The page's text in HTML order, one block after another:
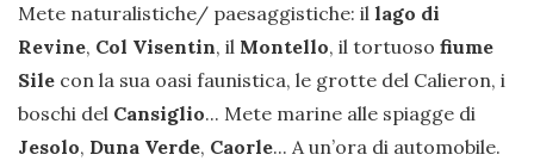
Mete naturalistiche/ paesaggistiche: il lago di
Revine, Col Visentin, il Montello, il tortuoso fiume
Sile con la sua oasi faunistica, le grotte del Calieron, i
boschi del Cansiglio... Mete marine alle spiagge di
Jesolo, Duna Verde, Caorle... A un’ora di automobile.